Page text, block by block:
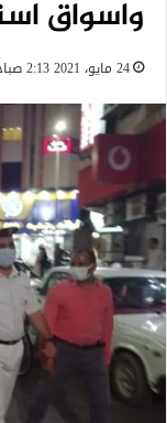
واسواق
24 مايو، 2021 2:13 صباحًا